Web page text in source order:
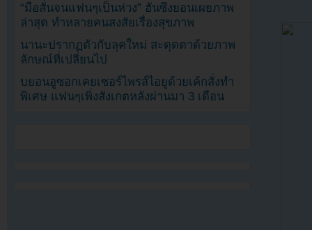
“มือสั่นจนแฟนๆเป็นห่วง” ฮันซึงยอนเผยภาพ
ล่าสุด ทำหลายคนสงสัยเรื่องสุขภาพ
นานะปรากฏตัวกับลุคใหม่ สะดุดตาด้วยภาพ
ลักษณ์ที่เปลี่ยนไป
บยอนอูซอกเคยเซอร์ไพรส์ไอยูด้วยเค้กสั่งทำ
พิเศษ แฟนๆเพิ่งสังเกตหลังผ่านมา 3 เดือน